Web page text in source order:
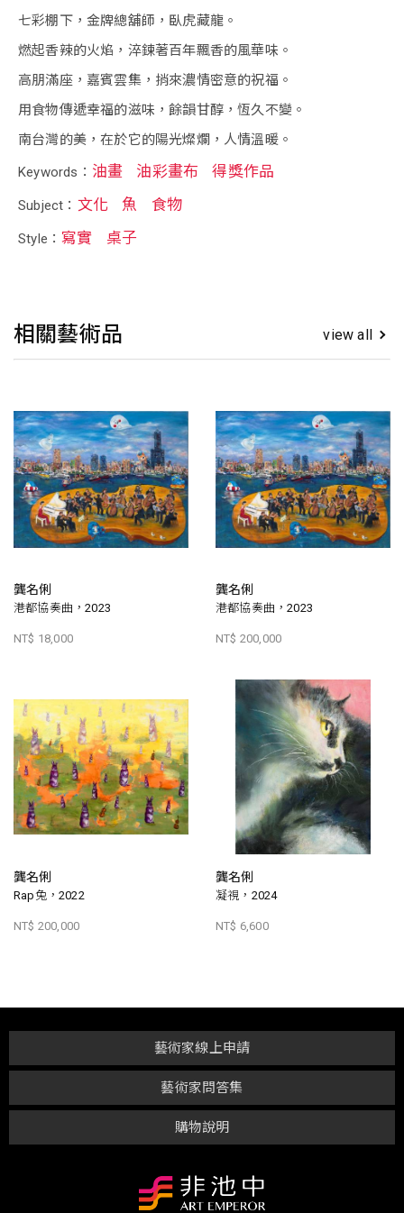
七彩棚下，金牌總舖師，臥虎藏龍。
燃起香辣的火焰，淬鍊著百年飄香的風華味。
高朋滿座，嘉賓雲集，捎來濃情密意的祝福。
用食物傳遞幸福的滋味，餘韻甘醇，恆久不變。
南台灣的美，在於它的陽光燦爛，人情溫暖。
Keywords： 油畫 油彩畫布 得獎作品
Subject： 文化 魚 食物
Style：寫實 桌子
相關藝術品 view all
龔名俐
港都協奏曲，2023
NT$ 18,000
龔名俐
港都協奏曲，2023
NT$ 200,000
龔名俐
Rap兔，2022
NT$ 200,000
龔名俐
凝視，2024
NT$ 6,600
購物說明
藝術家問答集
藝術家線上申請